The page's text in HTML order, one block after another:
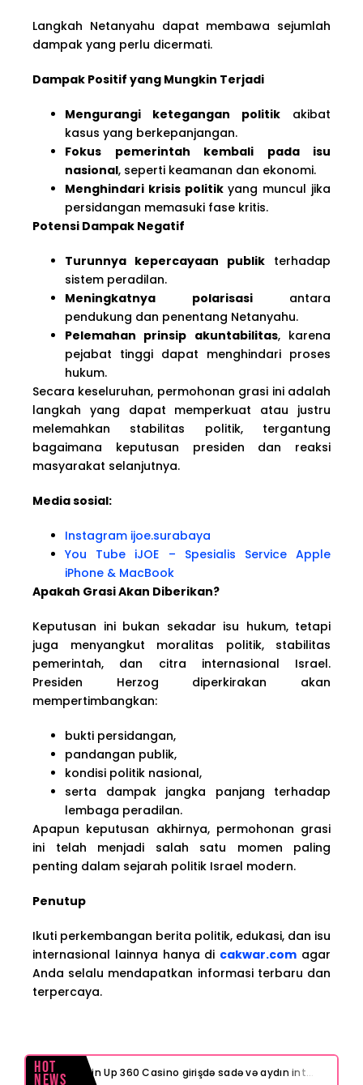
Langkah Netanyahu dapat membawa sejumlah
dampak yang perlu dicermati.
Dampak Positif yang Mungkin Terjadi
Mengurangi ketegangan politik akibat
kasus yang berkepanjangan.
Fokus pemerintah kembali pada isu
nasional, seperti keamanan dan ekonomi.
Menghindari krisis politikyang muncul jika
persidangan memasuki fase kritis.
Potensi Dampak Negatif
Turunnya kepercayaan publik terhadap
sistem peradilan.
Meningkatnya polarisasiantara
pendukung dan penentang Netanyahu.
Pelemahan prinsip akuntabilitas, karena
pejabat tinggi dapat menghindari proses
hukum.
Secara keseluruhan, permohonan grasi ini adalah
langkah yang dapat memperkuat atau justru
melemahkan stabilitas politik, tergantung
bagaimana keputusan presiden dan reaksi
masyarakat selanjutnya.
Media sosial:
Instagram ijoe.surabaya
You Tube iJOE – Spesialis Service Apple
iPhone & MacBook
Apakah Grasi Akan Diberikan?
Keputusan ini bukan sekadar isu hukum, tetapi
juga menyangkut moralitas politik, stabilitas
pemerintah, dan citra internasional Israel.
Presiden Herzog diperkirakan akan
mempertimbangkan:
bukti persidangan,
pandangan publik,
kondisi politik nasional,
serta dampak jangka panjang terhadap
lembaga peradilan.
Apapun keputusan akhirnya, permohonan grasi
ini telah menjadi salah satu momen paling
penting dalam sejarah politik Israel modern.
Penutup
Ikuti perkembangan berita politik, edukasi, dan isu
internasional lainnya hanya di cakwar.com agar
Anda selalu mendapatkan informasi terbaru dan
terpercaya.
Hot
News Pin Up 360 Casino girişdə sadə və aydın interfeys necə işinizi asanlaşdırır